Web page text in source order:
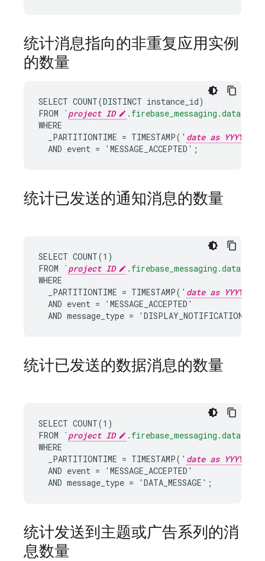
统计消息指向的非重复应用实例
的数量
SELECT COUNT(DISTINCT instance_id)
FROM
`project ID
.firebase_messaging.data`
WHERE
  _PARTITIONTIME = TIMESTAMP('
date as YYYY-MM-
  AND event = 'MESSAGE_ACCEPTED';
统计已发送的通知消息的数量
SELECT COUNT(1)
FROM
`project ID
.firebase_messaging.data`
WHERE
  _PARTITIONTIME = TIMESTAMP('
date as YYYY-MM-
  AND event = 'MESSAGE_ACCEPTED'
  AND message_type = 'DISPLAY_NOTIFICATION';
统计已发送的数据消息的数量
SELECT COUNT(1)
FROM
`project ID
.firebase_messaging.data`
WHERE
  _PARTITIONTIME = TIMESTAMP('
date as YYYY-MM-
  AND event = 'MESSAGE_ACCEPTED'
  AND message_type = 'DATA_MESSAGE';
统计发送到主题或广告系列的消
息数量